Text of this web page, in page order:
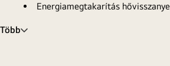
Energiamegtakarítás
Több